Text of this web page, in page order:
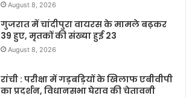
August 8, 2026
गुजरात में चांदीपुरा वायरस के मामले बढ़कर
39 हुए, मृतकों की संख्या हुई 23
August 8, 2026
रांची : परीक्षा में गड़बड़ियों के खिलाफ एबीवीपी
का प्रदर्शन, विधानसभा घेराव की चेतावनी